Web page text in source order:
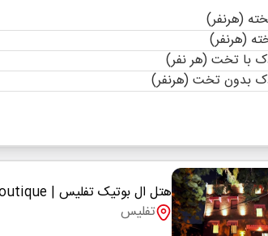
با تخت (هر نفر)
بدون تخت (هرنفر)
هتل ال بوتیک تفلیس | elle boutique
تفلیس